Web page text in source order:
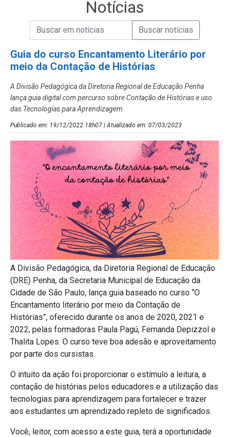
Notícias
Campo de Busca de Notícias
Campo de Busca de informaçõesEnviar a Busca de Notícias
Guia do curso Encantamento Literário por
meio da Contação de Histórias
A Divisão Pedagógica da Diretoria Regional de Educação Penha
lança guia digital com percurso sobre Contação de Histórias e uso
das Tecnologias para Aprendizagem
Publicado em: 19/12/2022 18h07 | Atualizado em: 07/03/2023
A Divisão Pedagógica, da Diretoria Regional de Educação
(DRE) Penha, da Secretaria Municipal de Educação da
Cidade de São Paulo, lança guia baseado no curso “O
Encantamento literário por meio da Contação de
Histórias”, oferecido durante os anos de 2020, 2021 e
2022, pelas formadoras Paula Pagú, Fernanda Depizzol e
Thalita Lopes. O curso teve boa adesão e aproveitamento
por parte dos cursistas.
O intuito da ação foi proporcionar o estímulo a leitura, a
contação de histórias pelos educadores e a utilização das
tecnologias para aprendizagem para fortalecer e trazer
aos estudantes um aprendizado repleto de significados.
Você, leitor, com acesso a este guia, terá a oportunidade